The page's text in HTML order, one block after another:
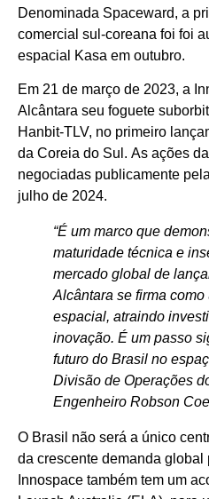
Denominada Spaceward, a
comercial sul-coreana foi foi
espacial Kasa em outubro.
Em 21 de março de 2023, a
Alcântara seu foguete
Hanbit-TLV, no primeiro
da Coreia do Sul. As ações
negociadas publicamente
julho de 2024.
“É um marco que
maturidade técnica e
mercado global de
Alcântara se firma
espacial, atraindo
inovação. É um passo
futuro do Brasil no
Divisão de Operações
Engenheiro Robson
O Brasil não será a único
da crescente demanda global
Innospace também tem um